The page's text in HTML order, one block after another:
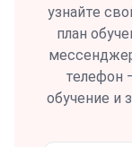
узнайте
план
телефон
обучение и